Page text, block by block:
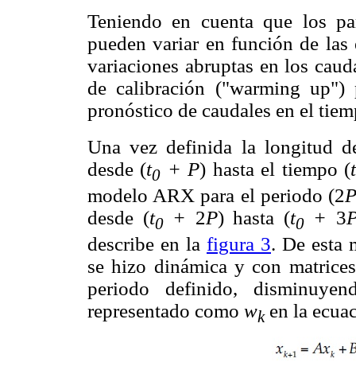
Teniendo en cuenta que los
pueden variar en función de
variaciones abruptas en los
de calibración ("warming up")
pronóstico de caudales en el
Una vez definida la longitud
desde (t0 + P) hasta el tiempo (t
modelo ARX para el periodo (2P
desde (t0+ 2P) hasta (t0+ 3
describe en la figura 3. De esta
se hizo dinámica y con
periodo definido,
representado como wken la